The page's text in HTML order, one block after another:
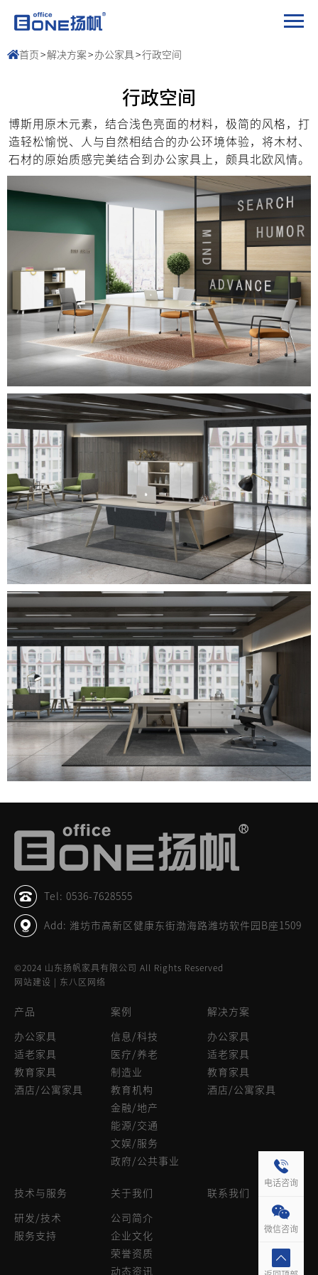
首页 >解决方案> 办公家具 >行政空间
行政空间
博斯用原木元素，结合浅色亮面的材料，极简的风格，打
造轻松愉悦、人与自然相结合的办公环境体验，将木材、
石材的原始质感完美结合到办公家具上，颇具北欧风情。
Tel: 0536-7628555
Add: 潍坊市高新区健康东街渤海路潍坊软件园B座1509
©2024 山东扬帆家具有限公司 All Rights Reserved
网站建设 | 东八区网络
产品
办公家具
适老家具
教育家具
酒店/公寓家具
案例
信息/科技
医疗/养老
制造业
教育机构
金融/地产
能源/交通
文娱/服务
政府/公共事业
解决方案
办公家具
适老家具
教育家具
酒店/公寓家具
技术与服务
研发/技术
服务支持
关于我们
公司简介
企业文化
荣誉资质
动态资讯
联系我们
电话咨询
微信咨询